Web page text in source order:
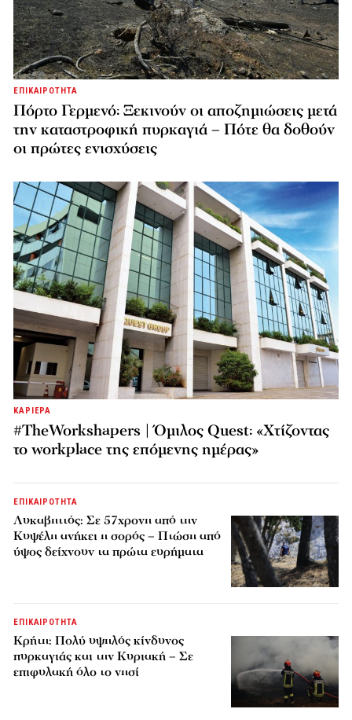
ΕΠΙΚΑΙΡΟΤΗΤΑ
Πόρτο Γερμενό: Ξεκινούν οι αποζημιώσεις μετά
την καταστροφική πυρκαγιά – Πότε θα δοθούν
οι πρώτες ενισχύσεις
ΚΑΡΙΕΡΑ
#TheWorkshapers | Όμιλος Quest: «Χτίζοντας
το workplace της επόμενης ημέρας»
ΕΠΙΚΑΙΡΟΤΗΤΑ
Λυκαβηττός: Σε 57χρονη από την
Κυψέλη ανήκει η σορός – Πτώση από
ύψος δείχνουν τα πρώτα ευρήματα
ΕΠΙΚΑΙΡΟΤΗΤΑ
Κρήτη: Πολύ υψηλός κίνδυνος
πυρκαγιάς και την Κυριακή – Σε
επιφυλακή όλο το νησί